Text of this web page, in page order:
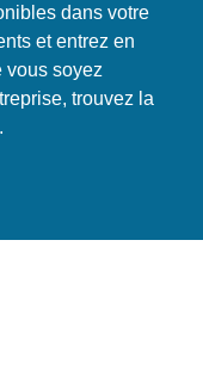
dans votre
et entrez en
vous soyez
trouvez la